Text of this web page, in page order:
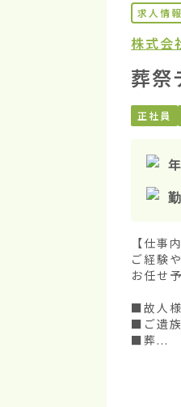
求人情報
株式会
葬祭
正社員
【仕事
ご経験
お任せ
■故人
■ご遺
■葬...